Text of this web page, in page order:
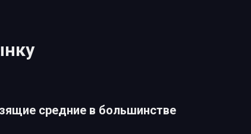
средние в большинстве